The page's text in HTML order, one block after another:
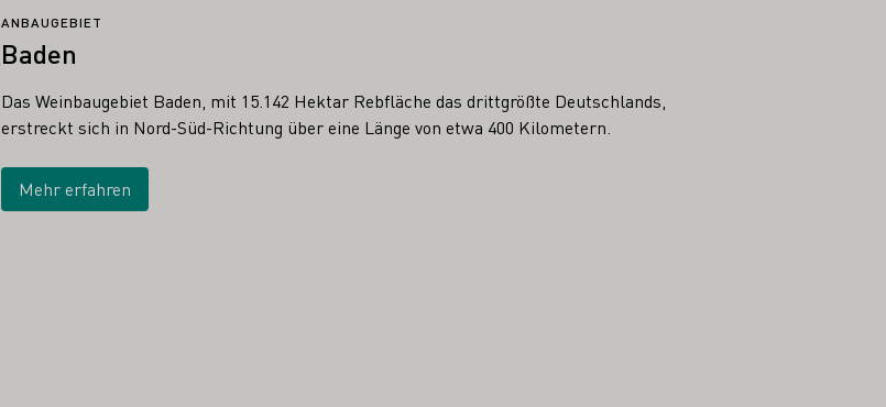
ANBAUGEBIET
Baden
Das Weinbaugebiet Baden, mit 15.142 Hektar Rebfläche das drittgrößte Deutschlands,
erstreckt sich in Nord-Süd-Richtung über eine Länge von etwa 400 Kilometern.
Mehr erfahren